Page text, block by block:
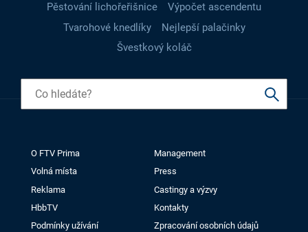
Pěstování lichořeřišnice
Výpočet ascendentu
Tvarohové knedlíky
Nejlepší palačinky
Švestkový koláč
O FTV Prima
Management
Volná místa
Press
Reklama
Castingy a výzvy
HbbTV
Kontakty
Podmínky užívání
Zpracování osobních údajů